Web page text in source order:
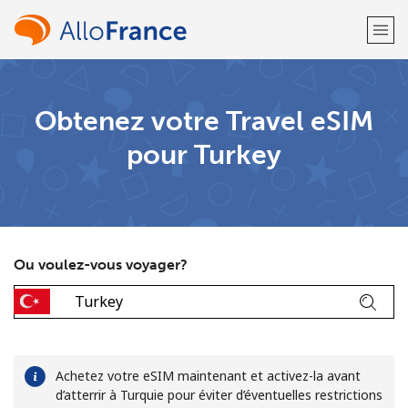
Vous avez déjà un compte?Connectez-vous →
Obtenez votre Travel eSIM
pour Turkey
Ou voulez-vous voyager?
Achetez votre eSIM maintenant et activez-la avant
d’atterrir à Turquie pour éviter d’éventuelles restrictions